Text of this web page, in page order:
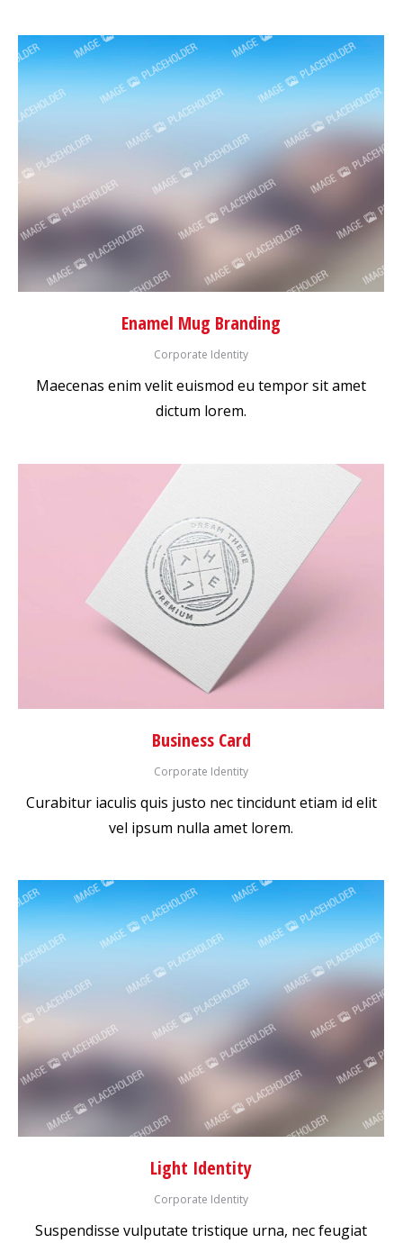
Enamel Mug Branding
Corporate Identity
Maecenas enim velit euismod eu tempor sit amet
dictum lorem.
Business Card
Corporate Identity
Curabitur iaculis quis justo nec tincidunt etiam id elit
vel ipsum nulla amet lorem.
Light Identity
Corporate Identity
Suspendisse vulputate tristique urna, nec feugiat